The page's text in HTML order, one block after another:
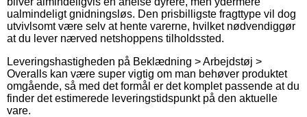
ualmindeligt gnidningsløs. Den prisbilligste fragttype vil dog
utvivlsomt være selv at hente varerne, hvilket nødvendiggør
at du lever nærved netshoppens tilholdssted.
Leveringshastigheden på Beklædning > Arbejdstøj >
Overalls kan være super vigtig om man behøver produktet
omgående, så med det formål er det komplet passende at du
finder det estimerede leveringstidspunkt på den aktuelle
vare.